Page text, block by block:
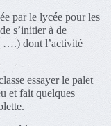
par le lycée pour les
s’initier à de
….) dont l’activité
essayer le palet
et fait quelques